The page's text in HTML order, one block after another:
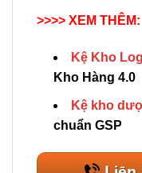
>>>> XEM THÊM:
Kệ Kho
Kho Hàng 4.0
Kệ kho
chuẩn GSP